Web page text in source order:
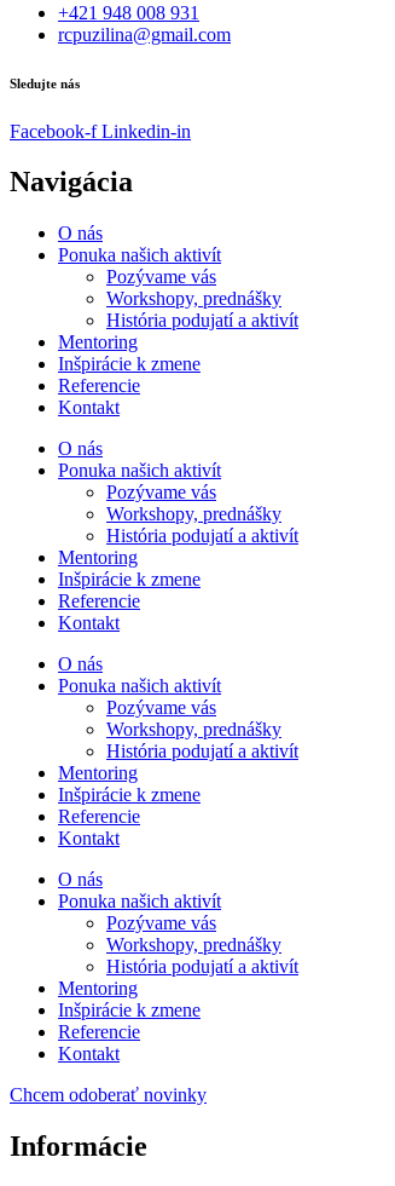
+421 948 008 931
rcpuzilina@gmail.com
Sledujte nás
Facebook-f Linkedin-in
Navigácia
O nás
Ponuka našich aktivít
Pozývame vás
Workshopy, prednášky
História podujatí a aktivít
Mentoring
Inšpirácie k zmene
Referencie
Kontakt
O nás
Ponuka našich aktivít
Pozývame vás
Workshopy, prednášky
História podujatí a aktivít
Mentoring
Inšpirácie k zmene
Referencie
Kontakt
O nás
Ponuka našich aktivít
Pozývame vás
Workshopy, prednášky
História podujatí a aktivít
Mentoring
Inšpirácie k zmene
Referencie
Kontakt
O nás
Ponuka našich aktivít
Pozývame vás
Workshopy, prednášky
História podujatí a aktivít
Mentoring
Inšpirácie k zmene
Referencie
Kontakt
Chcem odoberať novinky
Informácie